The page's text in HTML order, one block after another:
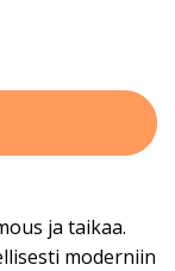
ja taikaa.
moderniin